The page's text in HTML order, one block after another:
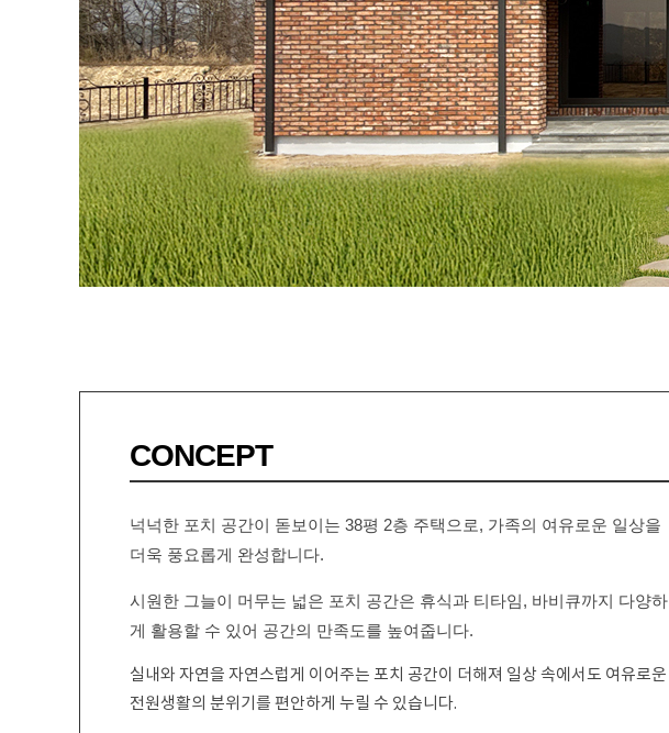
CONCEPT
넉넉한 포치 공간이 돋보이는 38평 2층 주택으로, 가족의 여유로운 일상을
더욱 풍요롭게 완성합니다.
시원한 그늘이 머무는 넓은 포치 공간은 휴식과 티타임, 바비큐까지 다양하
게 활용할 수 있어 공간의 만족도를 높여줍니다.
실내와 자연을 자연스럽게 이어주는 포치 공간이 더해져 일상 속에서도 여유로운
전원생활의 분위기를 편안하게 누릴 수 있습니다.